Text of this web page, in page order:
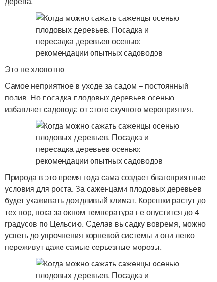
Это не хлопотно
Самое неприятное в уходе за садом – постоянный
полив. Но посадка плодовых деревьев осенью
избавляет садовода от этого скучного мероприятия.
Природа в это время года сама создает благоприятные
условия для роста. За саженцами плодовых деревьев
будет ухаживать дождливый климат. Корешки растут до
тех пор, пока за окном температура не опустится до 4
градусов по Цельсию. Сделав высадку вовремя, можно
успеть до упрочнения корневой системы и они легко
переживут даже самые серьезные морозы.